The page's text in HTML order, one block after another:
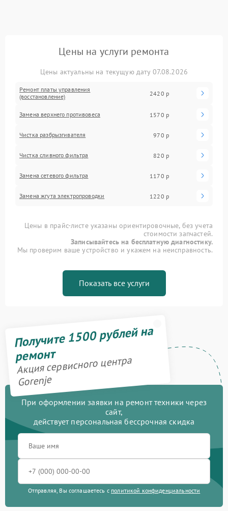
Цены на услуги ремонта
Цены актуальны на текущую дату 07.08.2026
Ремонт платы управления
(восстановление)
2420 р
Замена верхнего противовеса 1570 р
Чистка разбрызгивателя 970 р
Чистка сливного фильтра 820 р
Замена сетевого фильтра 1170 р
Замена жгута электропроводки 1220 р
Цены в прайс-листе указаны ориентировочные, без учета
стоимости запчастей.
Записывайтесь на бесплатную диагностику.
Мы проверим ваше устройство и укажем на неисправность.
Показать все услуги
Получите 1500 рублей на
ремонт
Акция сервисного центра
Gorenje
При оформлении заявки на ремонт техники через
сайт,
действует персональная бессрочная скидка
Отправляя, Вы соглашаетесь с политикой конфиденциальности